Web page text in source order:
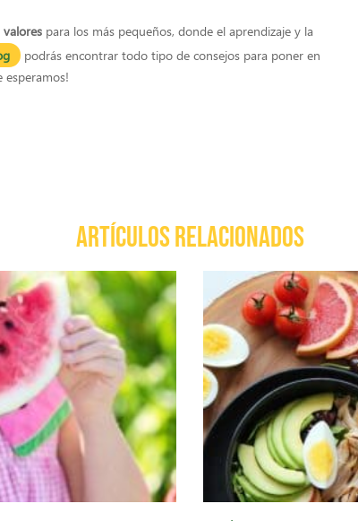
para los más pequeños, donde el aprendizaje y la
podrás encontrar todo tipo de consejos para poner en
esperamos!
ARTÍCULOS RELACIONADOS